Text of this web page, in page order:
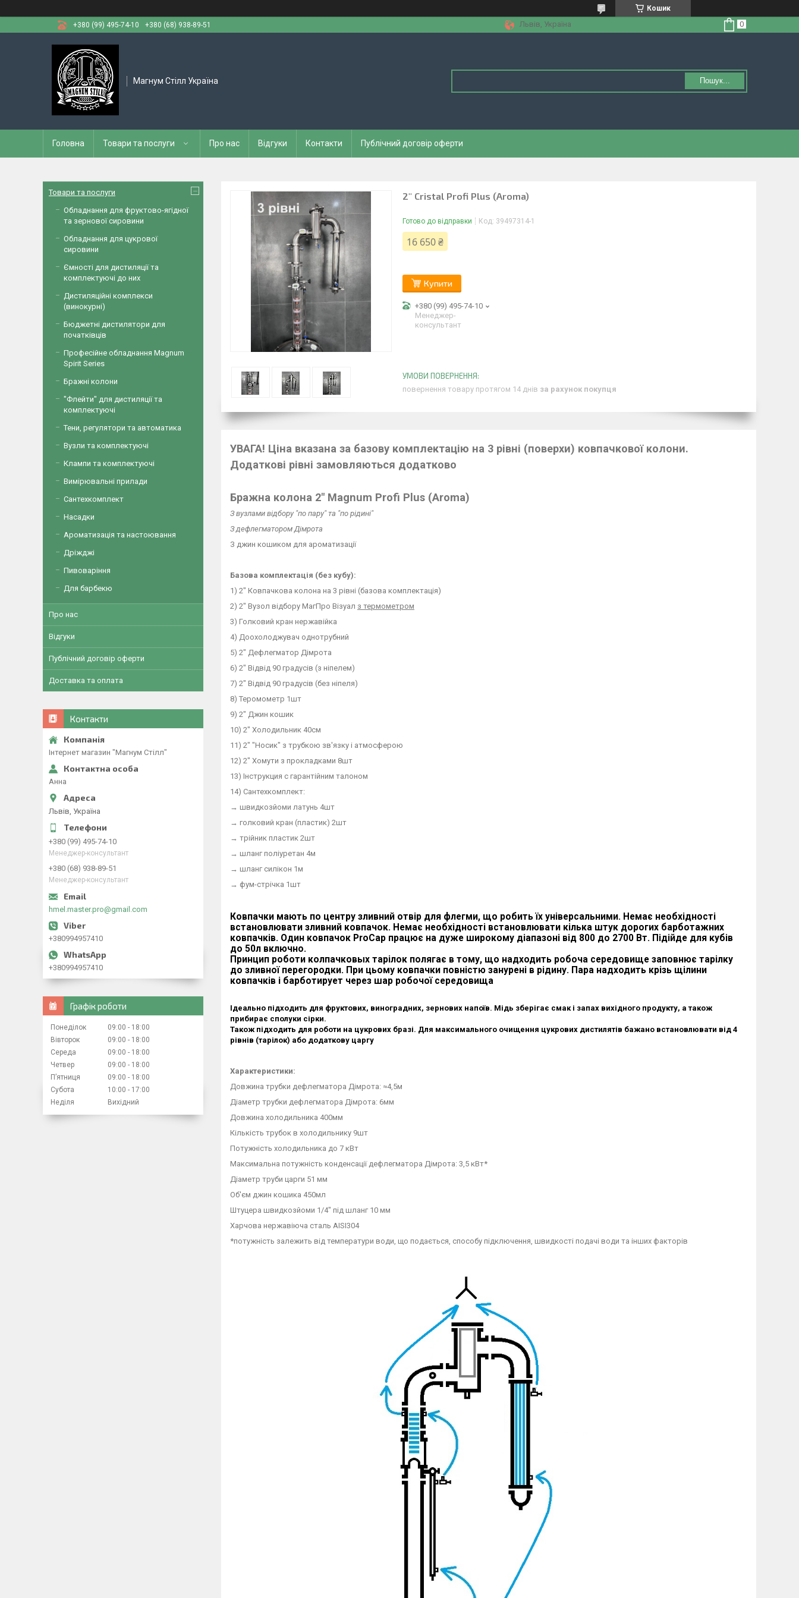
Кошик
+380 (99) 495-74-10
+380 (68) 938-89-51 Львів, Україна
Магнум Стілл Україна Пошук...
Головна Товари та послуги Про нас Відгуки Контакти Публічний договір оферти
2" Cristal Profi Plus (Aroma)
Готово до відправки Код: 39497314-1
16 650 ₴
Купити
+380 (99) 495-74-10
Менеджер-
консультант
повернення товару протягом 14 днів за рахунок покупця
УВАГА! Ціна вказана за базову комплектацію на 3 рівні (поверхи) ковпачкової колони.
Додаткові рівні замовляються додатково
Бражна колона 2" Magnum Profi Plus (Aroma)
З вузлами відбору "по пару" та "по рідині"
З дефлегматором Дімрота
З джин кошиком для ароматизації
Базова комплектація (без кубу):
1) 2" Ковпачкова колона на 3 рівні (базова комплектація)
2) 2" Вузол відбору МагПро Візуал з термометром
3) Голковий кран нержавійка
4) Доохолоджувач однотрубний
5) 2" Дефлегматор Дімрота
6) 2" Відвід 90 градусів (з ніпелем)
7) 2" Відвід 90 градусів (без ніпеля)
8) Теромометр 1шт
9) 2" Джин кошик
10) 2" Холодильник 40см
11) 2" "Носик" з трубкою зв'язку і атмосферою
12) 2" Хомути з прокладками 8шт
13) Інструкция с гарантійним талоном
14) Сантехкомплект:
→ швидкозйоми латунь 4шт
→ голковий кран (пластик) 2шт
→ трійник пластик 2шт
→ шланг поліуретан 4м
→ шланг силікон 1м
→ фум-стрічка 1шт
Ковпачки мають по центру зливний отвір для флегми, що робить їх універсальними. Немає необхідності
встановлювати зливний ковпачок. Немає необхідності встановлювати кілька штук дорогих барботажних
ковпачків. Один ковпачок ProCap працює на дуже широкому діапазоні від 800 до 2700 Вт. Підійде для кубів
до 50л включно.
Принцип роботи колпачковых тарілок полягає в тому, що надходить робоча середовище заповнює тарілку
до зливної перегородки. При цьому ковпачки повністю занурені в рідину. Пара надходить крізь щілини
ковпачків і барботирует через шар робочої середовища
Ідеально підходить для фруктових, виноградних, зернових напоїв. Мідь зберігає смак і запах вихідного продукту, а також
прибирає сполуки сірки.
Також підходить для роботи на цукрових бразі. Для максимального очищення цукрових дистилятів бажано встановлювати від 4
рівнів (тарілок) або додаткову царгу
Характеристики:
Довжина трубки дефлегматора Дімрота: ≈4,5м
Діаметр трубки дефлегматора Дімрота: 6мм
Довжина холодильника 400мм
Кількість трубок в холодильнику 9шт
Потужність холодильника до 7 кВт
Максимальна потужність конденсації дефлегматора Дімрота: 3,5 кВт*
Діаметр труби царги 51 мм
Об'єм джин кошика 450мл
Штуцера швидкозйоми 1/4" під шланг 10 мм
Харчова нержавіюча сталь AISI304
*потужність залежить від температури води, що подається, способу підключення, швидкості подачі води та інших факторів
Товари та послуги
Обладнання для фруктово-ягідної
та зернової сировини
Обладнання для цукрової
сировини
Ємності для дистиляції та
комплектуючі до них
Дистиляційні комплекси
(винокурні)
Бюджетні дистилятори для
початківців
Професійне обладнання Magnum
Spirit Series
Бражні колони
"Флейти" для дистиляції та
комплектуючі
Тени, регулятори та автоматика
Вузли та комплектуючі
Клампи та комплектуючі
Вимірювальні прилади
Сантехкомплект
Насадки
Ароматизація та настоювання
Дріжджі
Пивоваріння
Для барбекю
Про нас
Відгуки
Публічний договір оферти
Доставка та оплата
Контакти
Інтернет магазин "Магнум Стілл"
Анна
Львів, Україна
+380 (99) 495-74-10
Менеджер-консультант
+380 (68) 938-89-51
Менеджер-консультант
hmel.master.pro@gmail.com
+380994957410
+380994957410
Графік роботи
Понеділок 09:00
18:00
Вівторок
09:00
18:00
Середа
09:00
18:00
Четвер
09:00
18:00
Пʼятниця
09:00
18:00
Субота
10:00
17:00
Неділя
Вихідний